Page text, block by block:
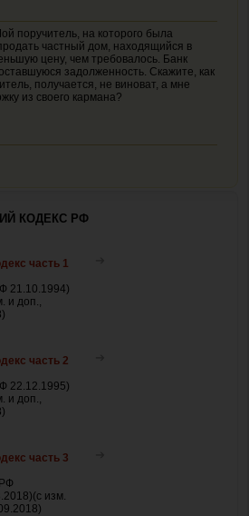
поручитель, на которого была
частный дом, находящийся в
цену, чем требовалось. Банк
задолженность. Скажите, как
получается, не виноват, а мне
из своего кармана?
КОДЕКС РФ
часть 1
21.10.1994)
и доп.,
часть 2
22.12.1995)
и доп.,
часть 3
изм.